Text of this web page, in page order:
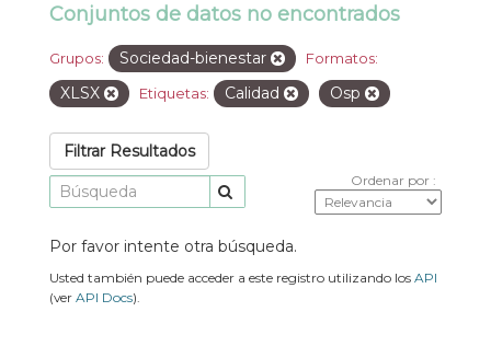
Conjuntos de datos no encontrados
Grupos: Sociedad-bienestar Formatos:
XLSX Etiquetas: Calidad Osp
Filtrar Resultados
Ordenar por
Por favor intente otra búsqueda.
Usted también puede acceder a este registro utilizando los API
(ver API Docs).